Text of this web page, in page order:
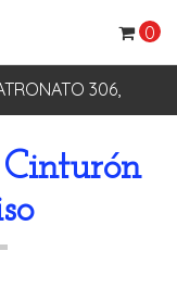
306,
0
Cinturón